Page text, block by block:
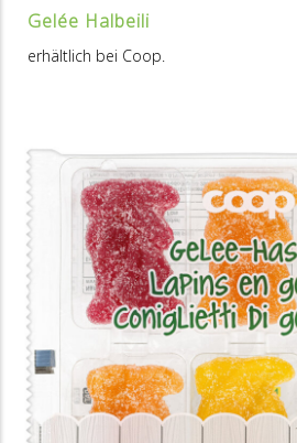
Gelée Halbeili
erhältlich bei Coop.